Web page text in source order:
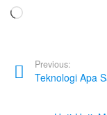
Memuat...
Previous:
Teknologi Apa